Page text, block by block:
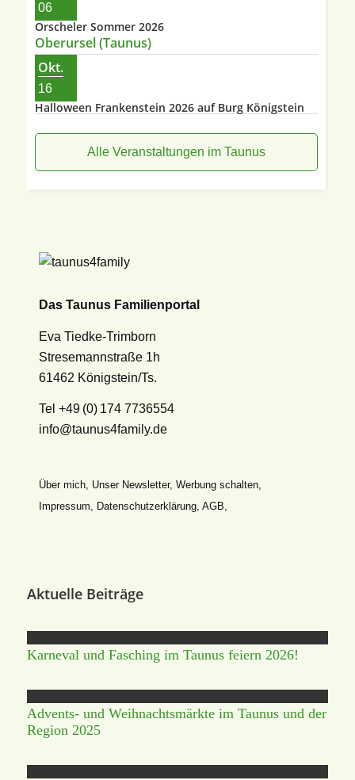
06
Orscheler Sommer 2026
Oberursel (Taunus)
Okt.
16
Halloween Frankenstein 2026 auf Burg Königstein
Alle Veranstaltungen im Taunus
Das Taunus Familienportal
Eva Tiedke-Trimborn
Stresemannstraße 1h
61462 Königstein/Ts.
Tel +49 (0) 174 7736554
info@taunus4family.de
Über mich, Unser Newsletter, Werbung schalten,
Impressum
Datenschutz­erklärung, AGB
Aktuelle Beiträge
Karneval und Fasching im Taunus feiern 2026!
Advents- und Weihnachtsmärkte im Taunus und der
Region 2025